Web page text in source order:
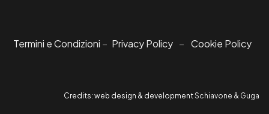
Termini e Condizioni – Privacy Policy – Cookie Policy
Credits: web design & developmentSchiavone & Guga